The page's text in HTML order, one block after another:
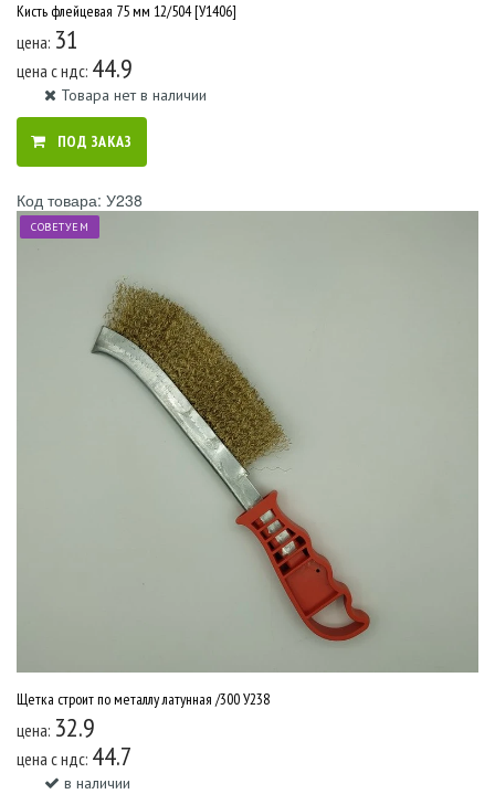
Кисть флейцевая 75 мм 12/504 [У1406]
цена: 31
цена c ндс: 44.9
Товара нет в наличии
ПОД ЗАКАЗ
Код товара: У238
СОВЕТУЕМ
Щетка строит по металлу латунная /300 У238
цена: 32.9
цена c ндс: 44.7
в наличии